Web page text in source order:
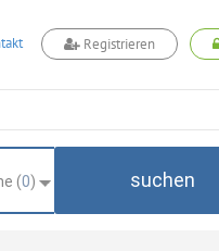
Registrieren
(0) suchen